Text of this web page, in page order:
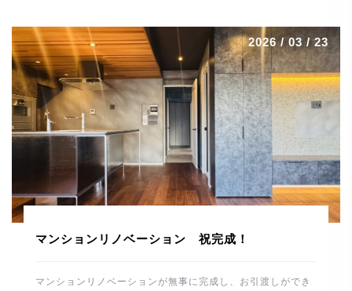
2026 / 03 / 23
マンションリノベーション 祝完成！
マンションリノベーションが無事に完成し、お引渡しができ